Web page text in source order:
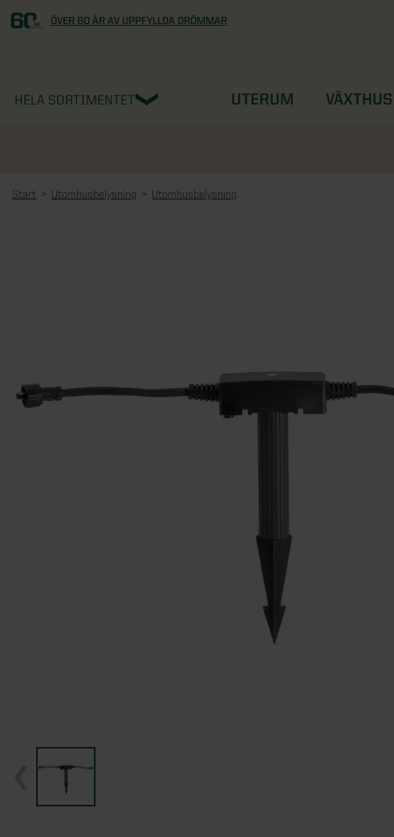
ÖVER 60 ÅR AV UPPFYLLDA DRÖMMAR
HELA SORTIMENTET UTERUM VÄXTHUS
Start Utomhusbelysning Utomhusbelysning